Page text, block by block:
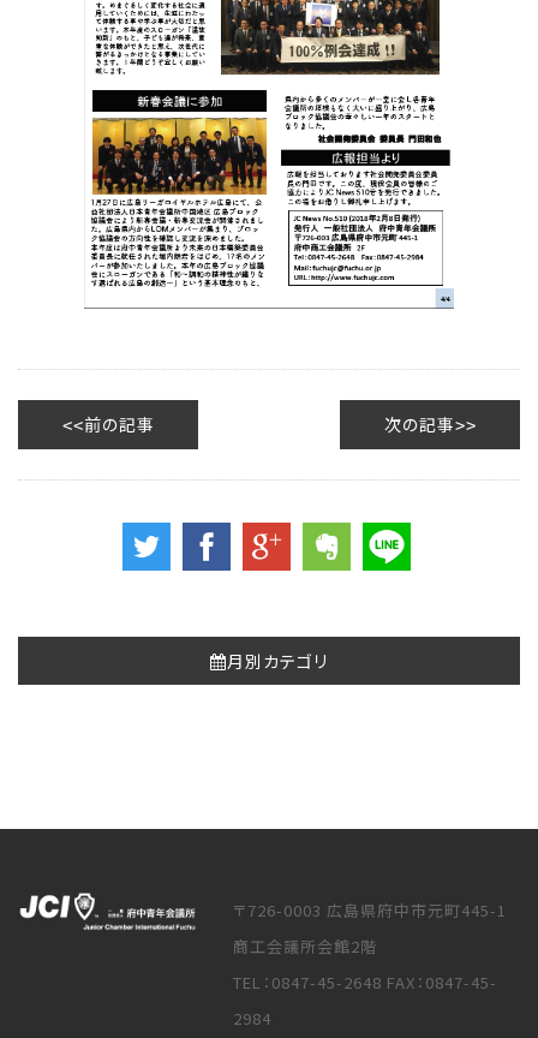
前の記事 次の記事
月別カテゴリ
〒726-0003 広島県府中市元町445-1
商工会議所会館2階
TEL：0847-45-2648 FAX：0847-45-
2984